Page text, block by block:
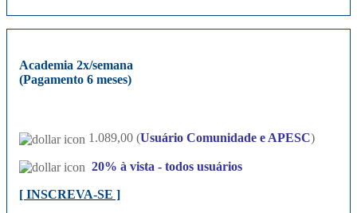
Academia 2x/semana
(Pagamento 6 meses)
1.089,00 (Usuário Comunidade e APESC)
20% à vista - todos usuários
[ INSCREVA-SE ]